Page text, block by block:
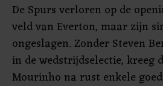
De Spurs verloren op de
veld van Everton, maar zijn
ongeslagen. Zonder Steven
in de wedstrijdselectie, kreeg
Mourinho na rust enkele